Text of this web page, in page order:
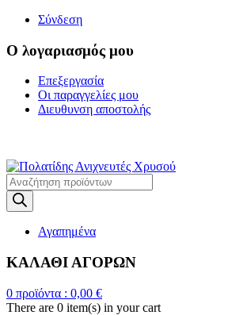
Σύνδεση
Ο λογαριασμός μου
Επεξεργασία
Οι παραγγελίες μου
Διευθυνση αποστολής
Products
search
Αγαπημένα
ΚΑΛΑΘΙ ΑΓΟΡΩΝ
0 προϊόντα : 0,00 €
There are 0 item(s) in your cart